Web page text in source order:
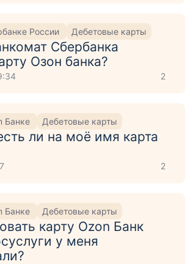
России Дебетовые карты
Сбербанка
Озон банка?
2
Банке Дебетовые карты
ли на моё имя карта
2
Банке Дебетовые карты
карту Ozon Банк
у меня